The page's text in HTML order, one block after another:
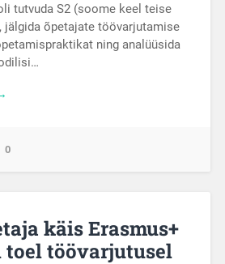
tutvuda S2 (soome keel teise
jälgida õpetajate töövarjutamise
ning analüüsida
0
käis Erasmus+
toel töövarjutusel